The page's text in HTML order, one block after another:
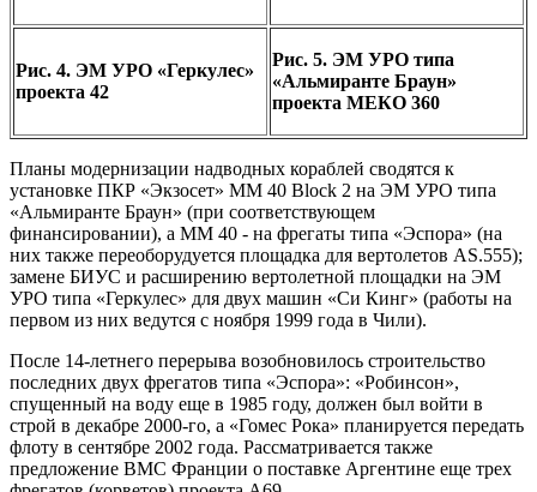
Рис. 4. ЭМ УРО «Геркулес»
проекта 42
Рис. 5. ЭМ УРО типа
«Альмиранте Браун»
проекта МЕКО 360
Планы модернизации надводных кораблей сводятся к
установке ПКР «Экзосет» ММ 40 Block 2 на ЭМ УРО типа
«Альмиранте Браун» (при соответствующем
финансировании), а ММ 40 - на фрегаты типа «Эспора» (на
них также переоборудуется площадка для вертолетов AS.555);
замене БИУС и расширению вертолетной площадки на ЭМ
УРО типа «Геркулес» для двух машин «Си Кинг» (работы на
первом из них ведутся с ноября 1999 года в Чили).
После 14-летнего перерыва возобновилось строительство
последних двух фрегатов типа «Эспора»: «Робинсон»,
спущенный на воду еще в 1985 году, должен был войти в
строй в декабре 2000-го, а «Гомес Рока» планируется передать
флоту в сентябре 2002 года. Рассматривается также
предложение ВМС Франции о поставке Аргентине еще трех